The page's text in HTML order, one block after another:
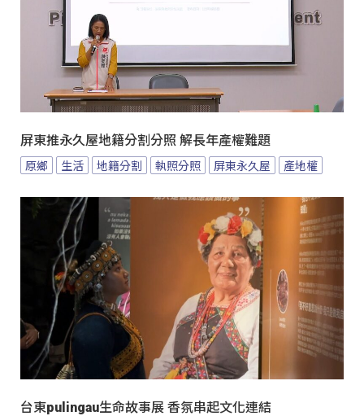
屏東推永久屋地籍分割分照 解長年產權難題
原鄉 生活 地籍分割 執照分照 屏東永久屋 產地權
台東pulingau生命故事展 香氛串起文化連結